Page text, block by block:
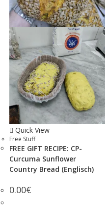
Quick View
Free Stuff
FREE GIFT RECIPE: CP-
Curcuma Sunflower
Country Bread (Englisch)
0.00€